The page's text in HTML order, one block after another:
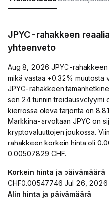
JPYC-rahakkeen
yhteenveto
Aug 8, 2026 JPYC-rahakkeen
mikä vastaa +0.32% muutosta
JPYC-rahakkeen
sen 24 tunnin treidausvolyymi
kierrossa oleva tarjonta on
Markkina-arvoltaan JPYC on
kryptovaluuttojen joukossa.
rahakkeen korkein hinta oli
0.00507829 CHF.
Korkein hinta ja päivämäärä
CHF0.00547746 Jul 26, 2026
Alin hinta ja päivämäärä